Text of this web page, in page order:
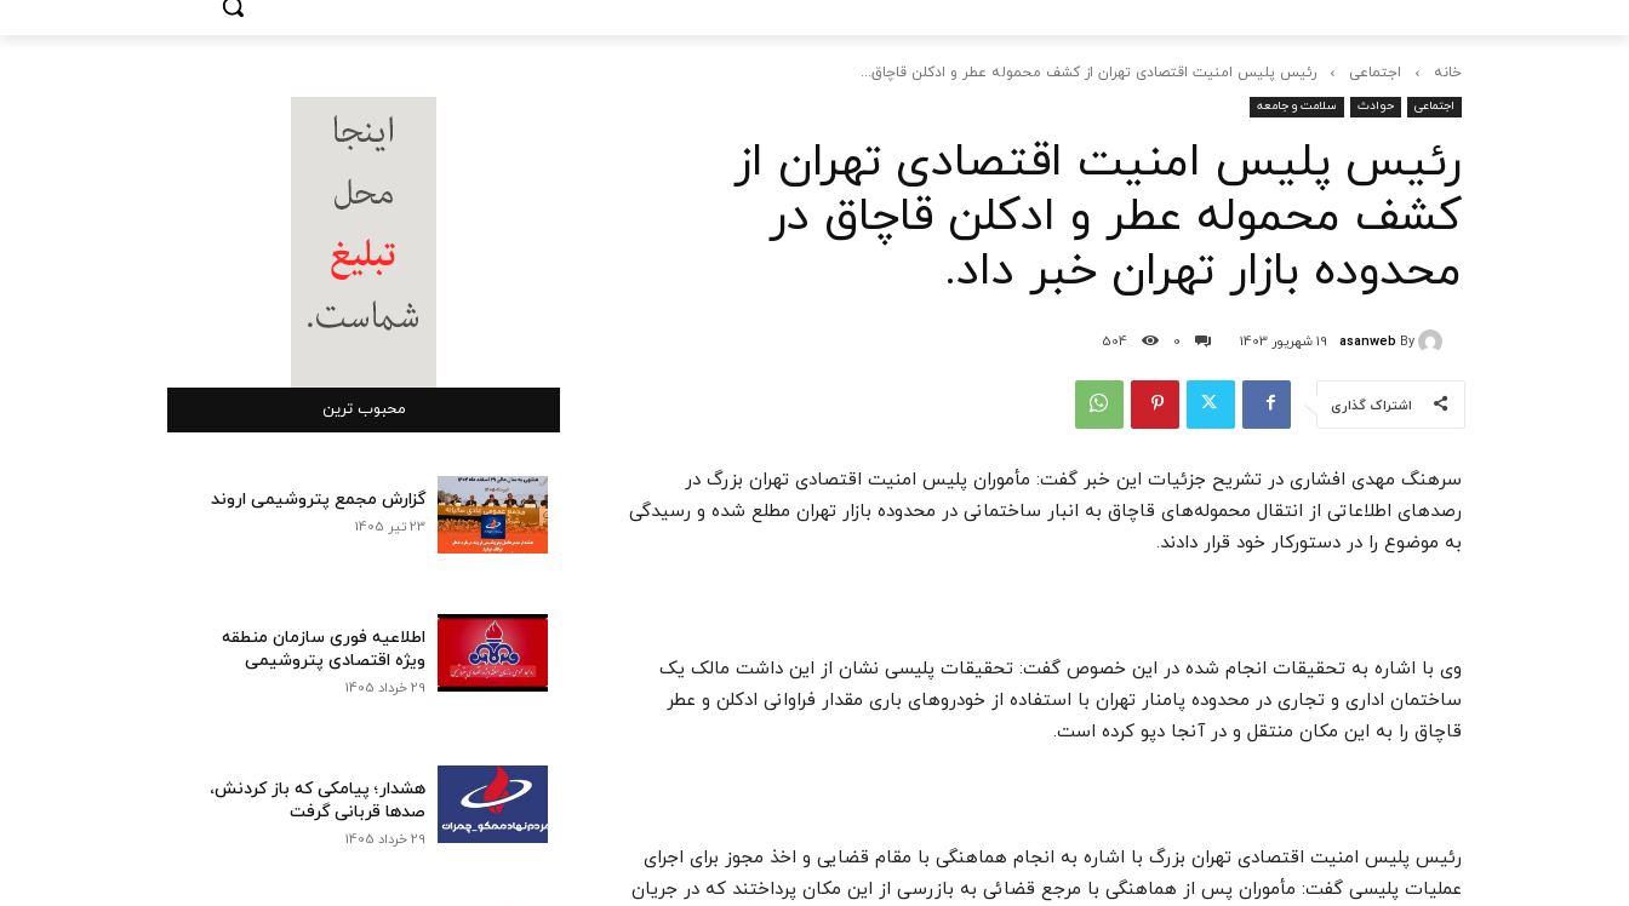
خانه اجتماعی رئیس پلیس امنیت اقتصادی تهران از کشف محموله عطر و ادکلن قاچاق...
اجتماعی حوادث سلامت و جامعه
رئیس پلیس امنیت اقتصادی تهران از
کشف محموله عطر و ادکلن قاچاق در
محدوده بازار تهران خبر داد.
By
asanweb 19 شهریور 1403 0
504
اشتراک گذاری
سرهنگ مهدی افشاری در تشریح جزئیات این خبر گفت: مأموران پلیس امنیت اقتصادی تهران بزرگ در
رصدهای اطلاعاتی از انتقال محموله‌های قاچاق به انبار ساختمانی در محدوده بازار تهران مطلع شده و رسیدگی
به موضوع را در دستورکار خود قرار دادند.
وی با اشاره به تحقیقات انجام شده در این خصوص گفت: تحقیقات پلیسی نشان از این داشت مالک یک
ساختمان اداری و تجاری در محدوده پامنار تهران با استفاده از خودروهای باری مقدار فراوانی ادکلن و عطر
قاچاق را به این مکان منتقل و در آنجا دپو کرده است.
رئیس پلیس امنیت اقتصادی تهران بزرگ با اشاره به انجام هماهنگی با مقام قضایی و اخذ مجوز برای اجرای
عملیات پلیسی گفت:‌ مأموران پس از هماهنگی با مرجع قضائی به بازرسی از این مکان پرداختند که در جریان
محبوب ترین
گزارش مجمع پتروشیمی اروند
23 تیر 1405
اطلاعیه فوری سازمان منطقه
ویژه اقتصادی پتروشیمی
29 خرداد 1405
هشدار؛ پیامکی که باز کردنش،
صدها قربانی گرفت
29 خرداد 1405